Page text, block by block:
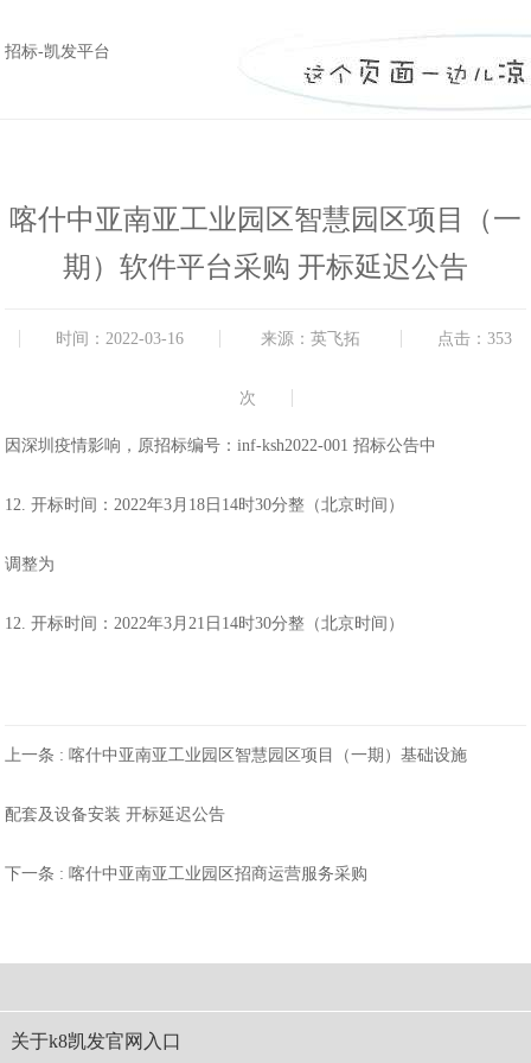
招标-凯发平台
喀什中亚南亚工业园区智慧园区项目（一
期）软件平台采购 开标延迟公告
时间：2022-03-16 来源：英飞拓 点击：353
次
因深圳疫情影响， 原招标编号：inf-ksh2022-001招标公告中
12. 开标时间：2022年3月18日14时30分整（北京时间）
调整为
12. 开标时间 ：2022年3月21日14时30分整（北京时间）
上一条 :喀什中亚南亚工业园区智慧园区项目（一期）基础设施
配套及设备安装 开标延迟公告
下一条 :喀什中亚南亚工业园区招商运营服务采购
关于k8凯发官网入口